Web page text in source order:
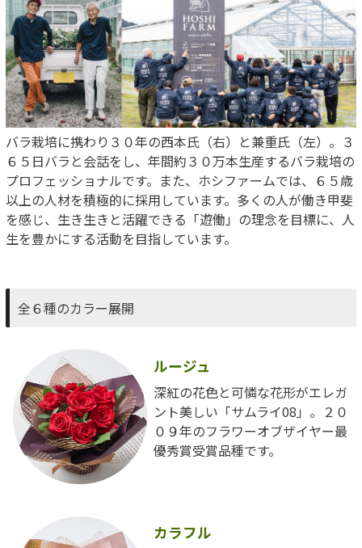
バラ栽培に携わり３０年の西本氏（右）と兼重氏（左）。３
６５日バラと会話をし、年間約３０万本生産するバラ栽培の
プロフェッショナルです。また、ホシファームでは、６５歳
以上の人材を積極的に採用しています。多くの人が働き甲斐
を感じ、生き生きと活躍できる「遊働」の理念を目標に、人
生を豊かにする活動を目指しています。
全６種のカラー展開
ルージュ
深紅の花色と可憐な花形がエレガ
ント美しい「サムライ08」。２０
０９年のフラワーオブザイヤー最
優秀賞受賞品種です。
カラフル